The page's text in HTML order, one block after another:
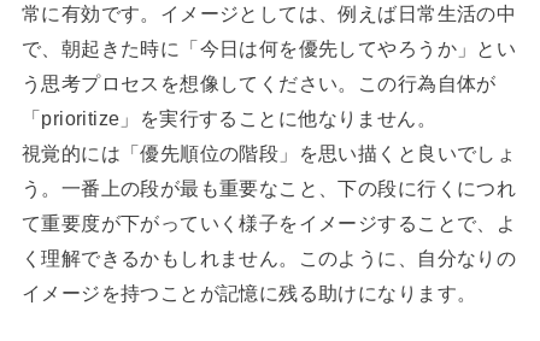
常に有効です。イメージとしては、例えば日常生活の中
で、朝起きた時に「今日は何を優先してやろうか」とい
う思考プロセスを想像してください。この行為自体が
「prioritize」を実行することに他なりません。
視覚的には「優先順位の階段」を思い描くと良いでしょ
う。一番上の段が最も重要なこと、下の段に行くにつれ
て重要度が下がっていく様子をイメージすることで、よ
く理解できるかもしれません。このように、自分なりの
イメージを持つことが記憶に残る助けになります。